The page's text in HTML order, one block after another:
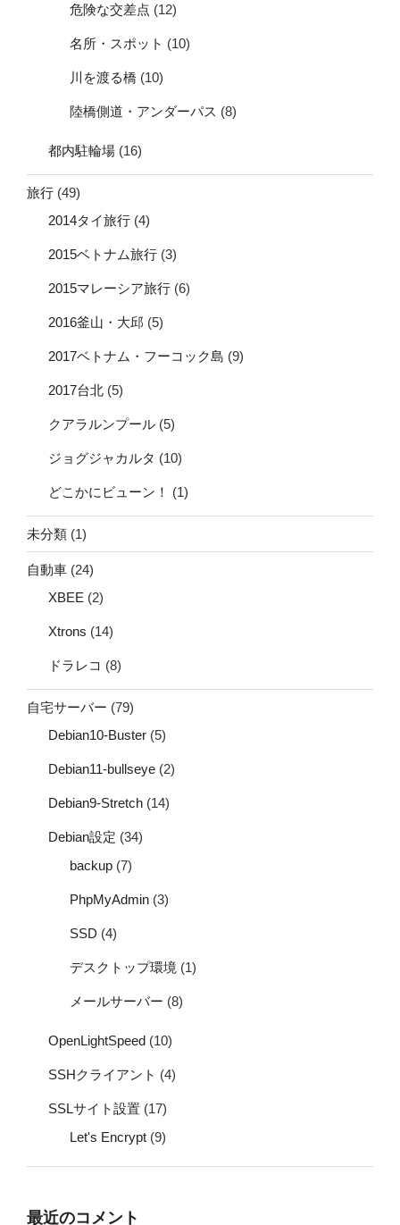
危険な交差点 (12)
名所・スポット (10)
川を渡る橋 (10)
陸橋側道・アンダーパス (8)
都内駐輪場 (16)
旅行 (49)
2014タイ旅行 (4)
2015ベトナム旅行 (3)
2015マレーシア旅行 (6)
2016釜山・大邱 (5)
2017ベトナム・フーコック島 (9)
2017台北 (5)
クアラルンプール (5)
ジョグジャカルタ (10)
どこかにビューン！ (1)
未分類 (1)
自動車 (24)
XBEE (2)
Xtrons (14)
ドラレコ (8)
自宅サーバー (79)
Debian10-Buster (5)
Debian11-bullseye (2)
Debian9-Stretch (14)
Debian設定 (34)
backup (7)
PhpMyAdmin (3)
SSD (4)
デスクトップ環境 (1)
メールサーバー (8)
OpenLightSpeed (10)
SSHクライアント (4)
SSLサイト設置 (17)
Let's Encrypt (9)
最近のコメント